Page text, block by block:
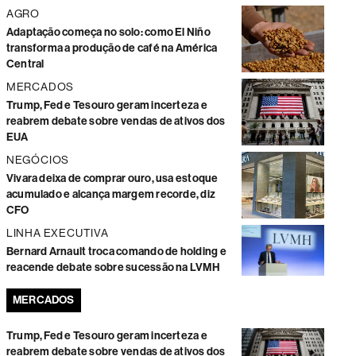
AGRO
Adaptação começa no solo: como El Niño
transforma a produção de café na América
Central
MERCADOS
Trump, Fed e Tesouro geram incerteza e
reabrem debate sobre vendas de ativos dos
EUA
NEGÓCIOS
Vivara deixa de comprar ouro, usa estoque
acumulado e alcança margem recorde, diz
CFO
LINHA EXECUTIVA
Bernard Arnault troca comando de holding e
reacende debate sobre sucessão na LVMH
MERCADOS
Trump, Fed e Tesouro geram incerteza e
reabrem debate sobre vendas de ativos dos